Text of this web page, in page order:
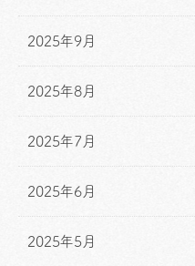
2025年9月
2025年8月
2025年7月
2025年6月
2025年5月